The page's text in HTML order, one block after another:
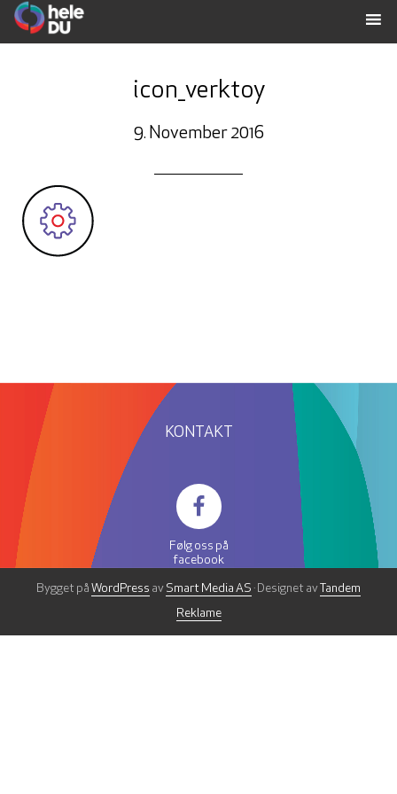
icon_verktoy
9. November 2016
KONTAKT
Følg oss på
facebook
Bygget på WordPress av Smart Media AS · Designet av Tandem
Reklame